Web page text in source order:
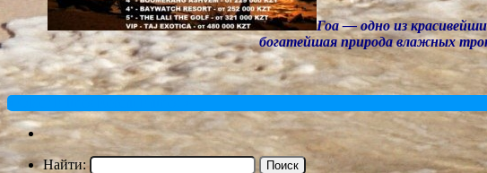
Гоа — одно из
богатейшая природа влажных
« Older Entries
Найти: